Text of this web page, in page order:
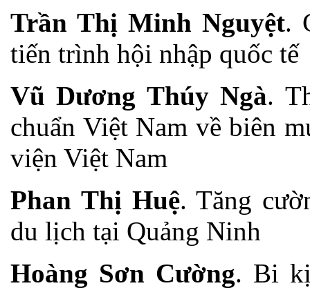
Trần Thị Minh Nguyệt.
tiến trình hội nhập quốc tế
Vũ Dương Thúy Ngà.
chuẩn Việt Nam về biên
viện Việt Nam
Phan Thị Huệ. Tăng
du lịch tại Quảng Ninh
Hoàng Sơn Cường. Bi